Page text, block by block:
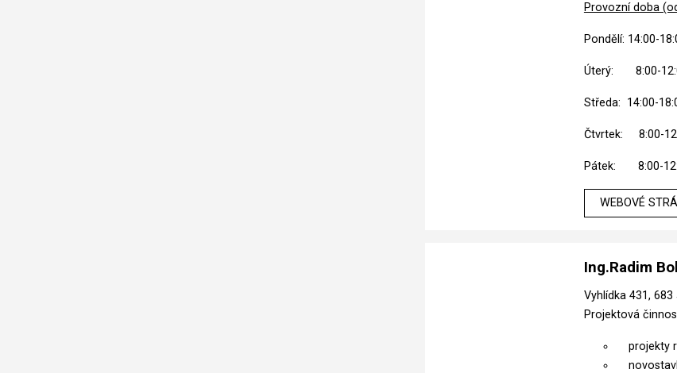
Provozní doba
Pondělí: 14:00-
Úterý: 8:00-
Středa: 14:00-
Čtvrtek: 8:00-
Pátek: 8:00-
WEBOVÉ
Ing.Radim
Vyhlídka 431, 683
Projektová
projekty